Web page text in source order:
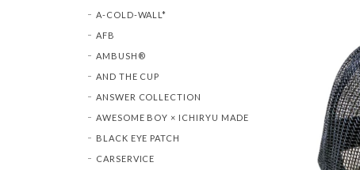
A-COLD-WALL*
AFB
AMBUSH®︎
AND THE CUP
ANSWER COLLECTION
AWESOME BOY × ICHIRYU MADE
BLACK EYE PATCH
CARSERVICE